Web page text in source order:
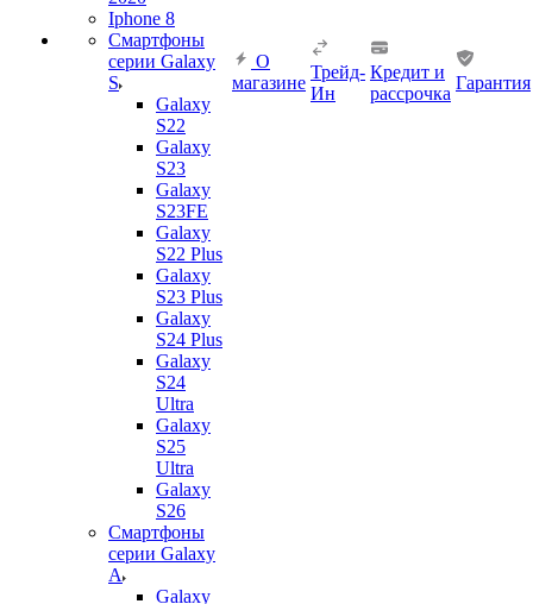
Iphone 8
Смартфоны
серии Galaxy
S
Galaxy
S22
Galaxy
S23
Galaxy
S23FE
Galaxy
S22 Plus
Galaxy
S23 Plus
Galaxy
S24 Plus
Galaxy
S24
Ultra
Galaxy
S25
Ultra
Galaxy
S26
Смартфоны
серии Galaxy
A
Galaxy
О
магазине
Трейд-
Ин
Кредит и
рассрочка
Гарантия